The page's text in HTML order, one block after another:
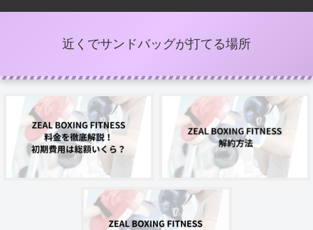
近くでサンドバッグが打てる場所